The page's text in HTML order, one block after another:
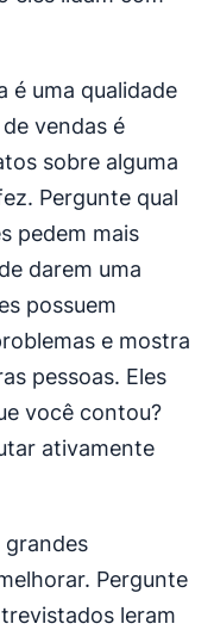
é uma qualidade
vendas é
sobre alguma
Pergunte qual
pedem mais
darem uma
possuem
e mostra
pessoas. Eles
você contou?
ativamente
grandes
Pergunte
leram